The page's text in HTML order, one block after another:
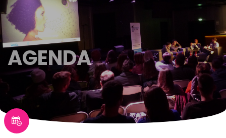
AGENDA